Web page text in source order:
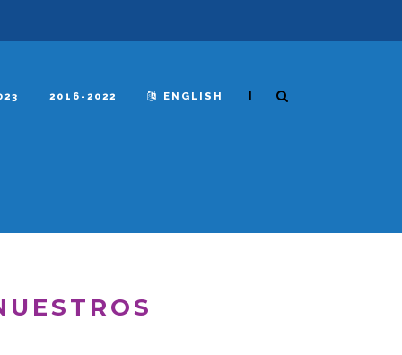
2016-2022 ENGLISH |